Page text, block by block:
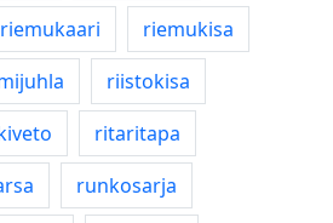
riemukaari
riemukisa
riistokisa
ritaritapa
runkosarja